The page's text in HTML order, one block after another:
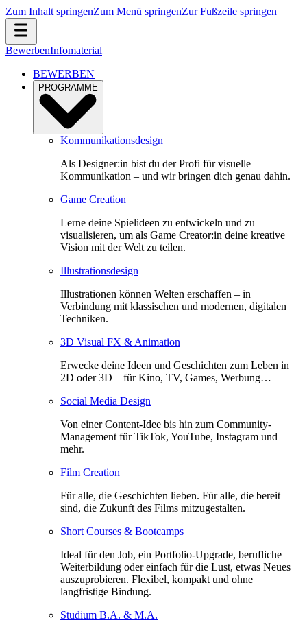
Zum Inhalt springenZum Menü springenZur Fußzeile springen
BewerbenInfomaterial
BEWERBEN
PROGRAMME
Kommunikationsdesign
Als Designer:in bist du der Profi für visuelle
Kommunikation – und wir bringen dich genau dahin.
Game Creation
Lerne deine Spielideen zu entwickeln und zu
visualisieren, um als Game Creator:in deine kreative
Vision mit der Welt zu teilen.
Illustrationsdesign
Illustrationen können Welten erschaffen – in
Verbindung mit klassischen und modernen, digitalen
Techniken.
3D Visual FX & Animation
Erwecke deine Ideen und Geschichten zum Leben in
2D oder 3D – für Kino, TV, Games, Werbung…
Social Media Design
Von einer Content-Idee bis hin zum Community-
Management für TikTok, YouTube, Instagram und
mehr.
Film Creation
Für alle, die Geschichten lieben. Für alle, die bereit
sind, die Zukunft des Films mitzugestalten.
Short Courses & Bootcamps
Ideal für den Job, ein Portfolio-Upgrade, berufliche
Weiterbildung oder einfach für die Lust, etwas Neues
auszuprobieren. Flexibel, kompakt und ohne
langfristige Bindung.
Studium B.A. & M.A.